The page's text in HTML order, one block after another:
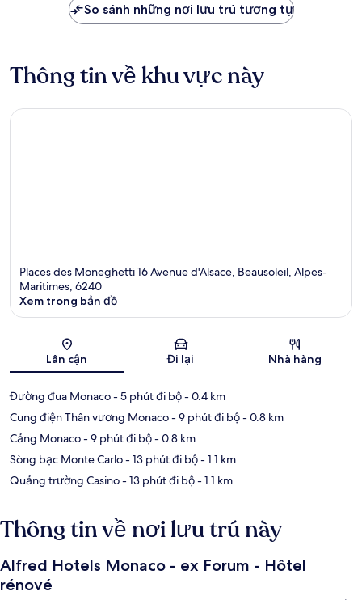
So sánh những nơi lưu trú tương tự
Thông tin về khu vực này
Places des Moneghetti 16 Avenue d'Alsace, Beausoleil, Alpes-
Maritimes, 6240
Xem trong bản đồ
Lân cận Đi lại Nhà hàng
Đường đua Monaco- 5 phút đi bộ- 0.4 km
Cung điện Thân vương Monaco- 9 phút đi bộ- 0.8 km
Cảng Monaco- 9 phút đi bộ- 0.8 km
Sòng bạc Monte Carlo- 13 phút đi bộ- 1.1 km
Quảng trường Casino- 13 phút đi bộ- 1.1 km
Thông tin về nơi lưu trú này
Alfred Hotels Monaco - ex Forum - Hôtel
rénové